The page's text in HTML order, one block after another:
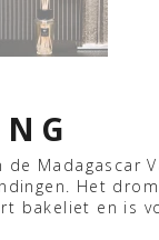
de Madagascar
Het
bakeliet en is